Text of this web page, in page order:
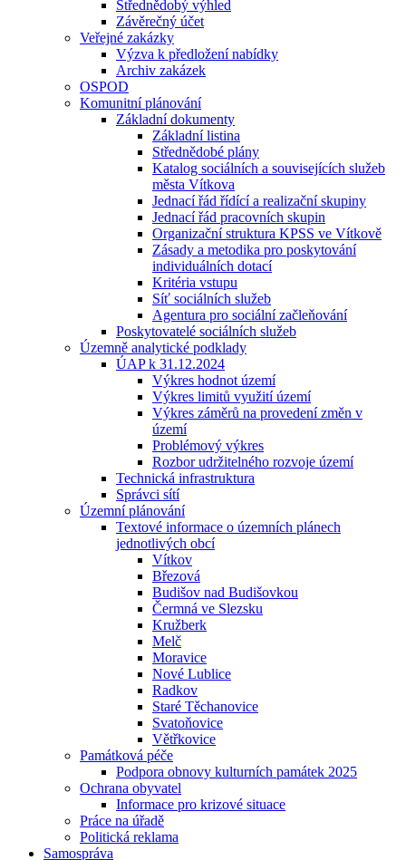
Střednědobý výhled
Závěrečný účet
Veřejné zakázky
Výzva k předložení nabídky
Archiv zakázek
OSPOD
Komunitní plánování
Základní dokumenty
Základní listina
Střednědobé plány
Katalog sociálních a souvisejících služeb
města Vítkova
Jednací řád řídící a realizační skupiny
Jednací řád pracovních skupin
Organizační struktura KPSS ve Vítkově
Zásady a metodika pro poskytování
individuálních dotací
Kritéria vstupu
Síť sociálních služeb
Agentura pro sociální začleňování
Poskytovatelé sociálních služeb
Územně analytické podklady
ÚAP k 31.12.2024
Výkres hodnot území
Výkres limitů využití území
Výkres záměrů na provedení změn v
území
Problémový výkres
Rozbor udržitelného rozvoje území
Technická infrastruktura
Správci sítí
Územní plánování
Textové informace o územních plánech
jednotlivých obcí
Vítkov
Březová
Budišov nad Budišovkou
Čermná ve Slezsku
Kružberk
Melč
Moravice
Nové Lublice
Radkov
Staré Těchanovice
Svatoňovice
Větřkovice
Památková péče
Podpora obnovy kulturních památek 2025
Ochrana obyvatel
Informace pro krizové situace
Práce na úřadě
Politická reklama
Samospráva